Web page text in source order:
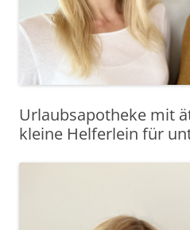
Urlaubsapotheke mit
kleine Helferlein für